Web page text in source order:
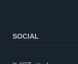
SOCIAL